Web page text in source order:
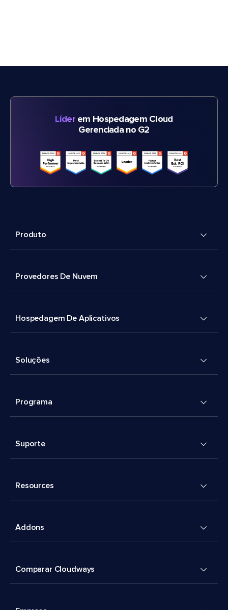
Líderem Hospedagem Cloud
Gerenciada no G2
Produto
Provedores De Nuvem
Hospedagem De Aplicativos
Soluções
Programa
Suporte
Resources
Addons
Comparar Cloudways